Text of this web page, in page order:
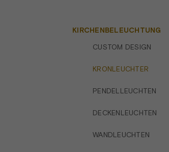
KIRCHENBELEUCHTUNG
CUSTOM DESIGN
KRONLEUCHTER
PENDELLEUCHTEN
DECKENLEUCHTEN
WANDLEUCHTEN